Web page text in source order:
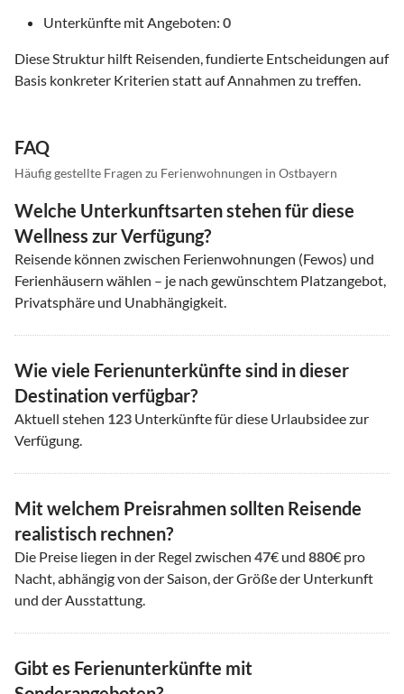
Unterkünfte mit Angeboten: 0
Diese Struktur hilft Reisenden, fundierte Entscheidungen auf
Basis konkreter Kriterien statt auf Annahmen zu treffen.
FAQ
Häufig gestellte Fragen zu Ferienwohnungen in Ostbayern
Welche Unterkunftsarten stehen für diese
Wellness zur Verfügung?
Reisende können zwischen Ferienwohnungen (Fewos) und
Ferienhäusern wählen – je nach gewünschtem Platzangebot,
Privatsphäre und Unabhängigkeit.
Wie viele Ferienunterkünfte sind in dieser
Destination verfügbar?
Aktuell stehen 123 Unterkünfte für diese Urlaubsidee zur
Verfügung.
Mit welchem Preisrahmen sollten Reisende
realistisch rechnen?
Die Preise liegen in der Regel zwischen 47€ und 880€ pro
Nacht, abhängig von der Saison, der Größe der Unterkunft
und der Ausstattung.
Gibt es Ferienunterkünfte mit